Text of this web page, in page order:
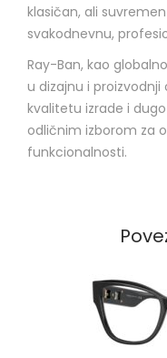
klasičan, ali
svakodnevnu,
Ray-Ban, kao
u dizajnu i proizvodnji
kvalitetu izrade i
odličnim izborom za
funkcionalnosti.